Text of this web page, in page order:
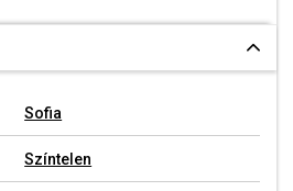
Sofia
Színtelen